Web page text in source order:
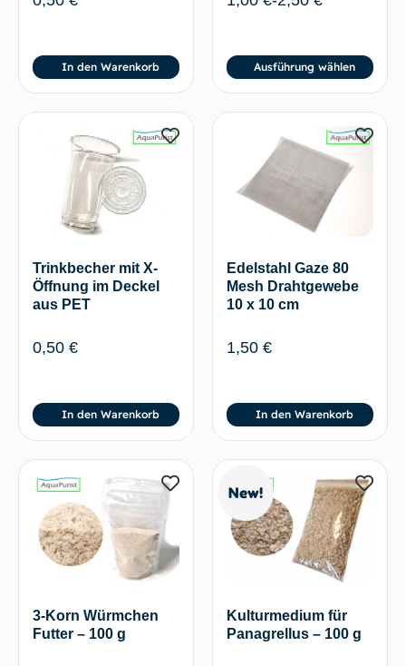
In den Warenkorb Ausführung wählen
Trinkbecher mit X-
Öffnung im Deckel
aus PET
0,50 €
In den Warenkorb
Edelstahl Gaze 80
Mesh Drahtgewebe
10 x 10 cm
1,50 €
In den Warenkorb
3-Korn Würmchen
Futter – 100 g
New!
Kulturmedium für
Panagrellus – 100 g